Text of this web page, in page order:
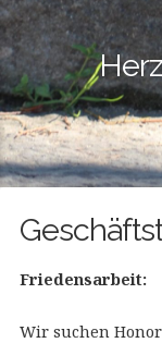
Friedensarbeit:
Wir suchen